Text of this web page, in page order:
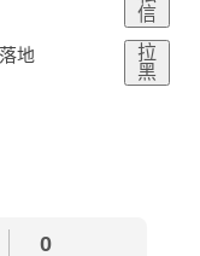
地
信
拉
黑
0